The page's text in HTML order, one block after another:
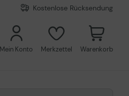
Kostenlose Rücksendung
Mein Konto Merkzettel Warenkorb